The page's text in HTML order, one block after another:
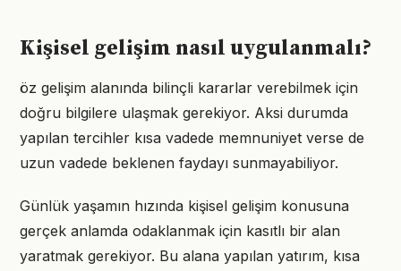
Kişisel gelişim nasıl uygulanmalı?
öz gelişim alanında bilinçli kararlar verebilmek için
doğru bilgilere ulaşmak gerekiyor. Aksi durumda
yapılan tercihler kısa vadede memnuniyet verse de
uzun vadede beklenen faydayı sunmayabiliyor.
Günlük yaşamın hızında kişisel gelişim konusuna
gerçek anlamda odaklanmak için kasıtlı bir alan
yaratmak gerekiyor. Bu alana yapılan yatırım, kısa